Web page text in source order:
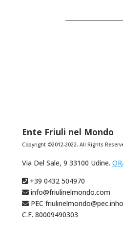
Ente Friuli nel Mondo
Copyright ©2012-2022. All Rights
Via Del Sale, 9 33100 Udine.
+39 0432 504970
info@friulinelmondo.com
PEC
C.F. 80009490303